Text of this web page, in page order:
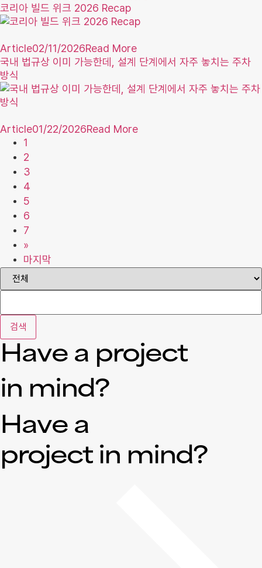
코리아 빌드 위크 2026 Recap
Article02/11/2026Read More
국내 법규상 이미 가능한데, 설계 단계에서 자주 놓치는 주차
방식
Article01/22/2026Read More
1
2
3
4
5
6
7
»
마지막
검색
Have a project
in mind?
Have a
project in mind?